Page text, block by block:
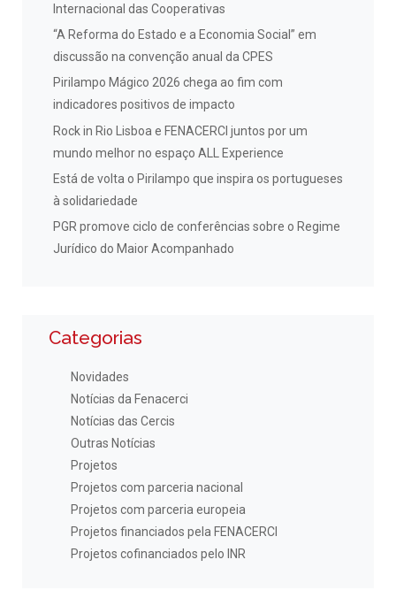
Internacional das Cooperativas
“A Reforma do Estado e a Economia Social” em
discussão na convenção anual da CPES
Pirilampo Mágico 2026 chega ao fim com
indicadores positivos de impacto
Rock in Rio Lisboa e FENACERCI juntos por um
mundo melhor no espaço ALL Experience
Está de volta o Pirilampo que inspira os portugueses
à solidariedade
PGR promove ciclo de conferências sobre o Regime
Jurídico do Maior Acompanhado
Categorias
Novidades
Notícias da Fenacerci
Notícias das Cercis
Outras Notícias
Projetos
Projetos com parceria nacional
Projetos com parceria europeia
Projetos financiados pela FENACERCI
Projetos cofinanciados pelo INR